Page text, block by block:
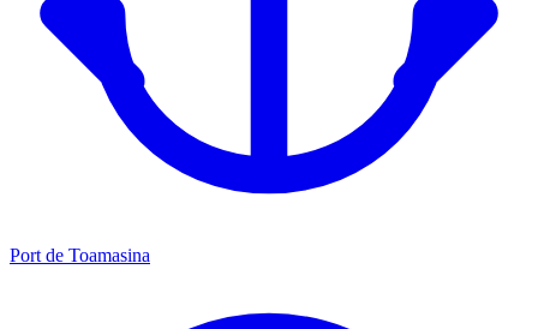
Port de Toamasina